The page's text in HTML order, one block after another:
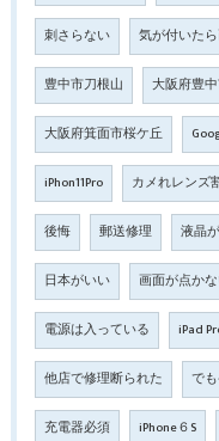
刺さらない 気が付いた
豊中市刀根山 大阪府豊
大阪府箕面市桜ケ丘
iPhon11Pro カメれレンズ
後悔 郵送修理 液晶
日本がいい 画面が点か
電源は入っている iPad
他店で修理断られた で
充電器必須 iPhone６S